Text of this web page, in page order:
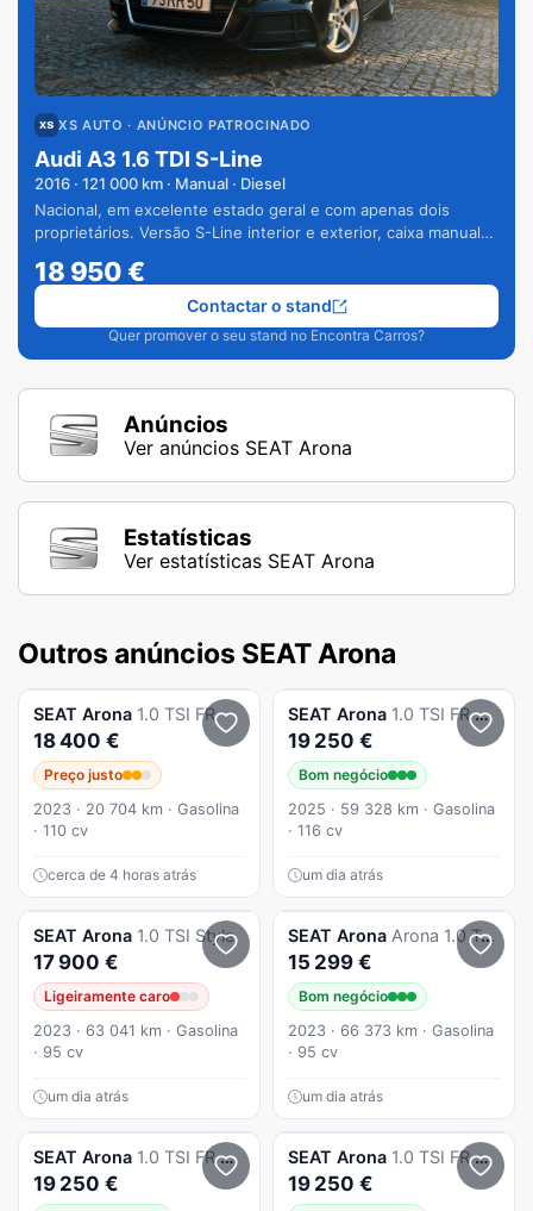
XS AUTO · ANÚNCIO PATROCINADO
Audi A3 1.6 TDI S-Line
2016 · 121 000 km · Manual · Diesel
Nacional, em excelente estado geral e com apenas dois
proprietários. Versão S-Line interior e exterior, caixa manual
18 950€
Quer promover o seu stand no Encontra Carros?
Contactar o stand
Anúncios
Ver anúncios SEAT Arona
Estatísticas
Ver estatísticas SEAT Arona
Outros anúncios SEAT Arona
SEAT Arona 1.0 TSI FR
18 400 €
Preço justo
2023 · 20 704 km · Gasolina
· 110 cv
cerca de 4 horas atrás
SEAT Arona 1.0 TSI FR DSG
19 250 €
Bom negócio
2025 · 59 328 km · Gasolina
· 116 cv
um dia atrás
SEAT Arona 1.0 TSI Style
17 900 €
Ligeiramente caro
2023 · 63 041 km · Gasolina
· 95 cv
um dia atrás
SEAT Arona Arona 1.0 Tsi Style
15 299 €
Bom negócio
2023 · 66 373 km · Gasolina
· 95 cv
um dia atrás
SEAT Arona 1.0 TSI FR DSG
19 250 €
SEAT Arona 1.0 TSI FR DSG
19 250 €